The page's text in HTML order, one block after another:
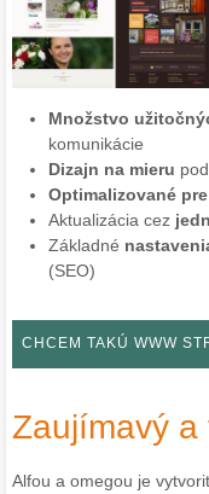
Množstvo
komunikácie
Dizajn na mieru
Optimalizované
Aktualizácia cez
Základné
(SEO)
CHCEM TAKÚ WWW
Zaujímavý a
Alfou a omegou je